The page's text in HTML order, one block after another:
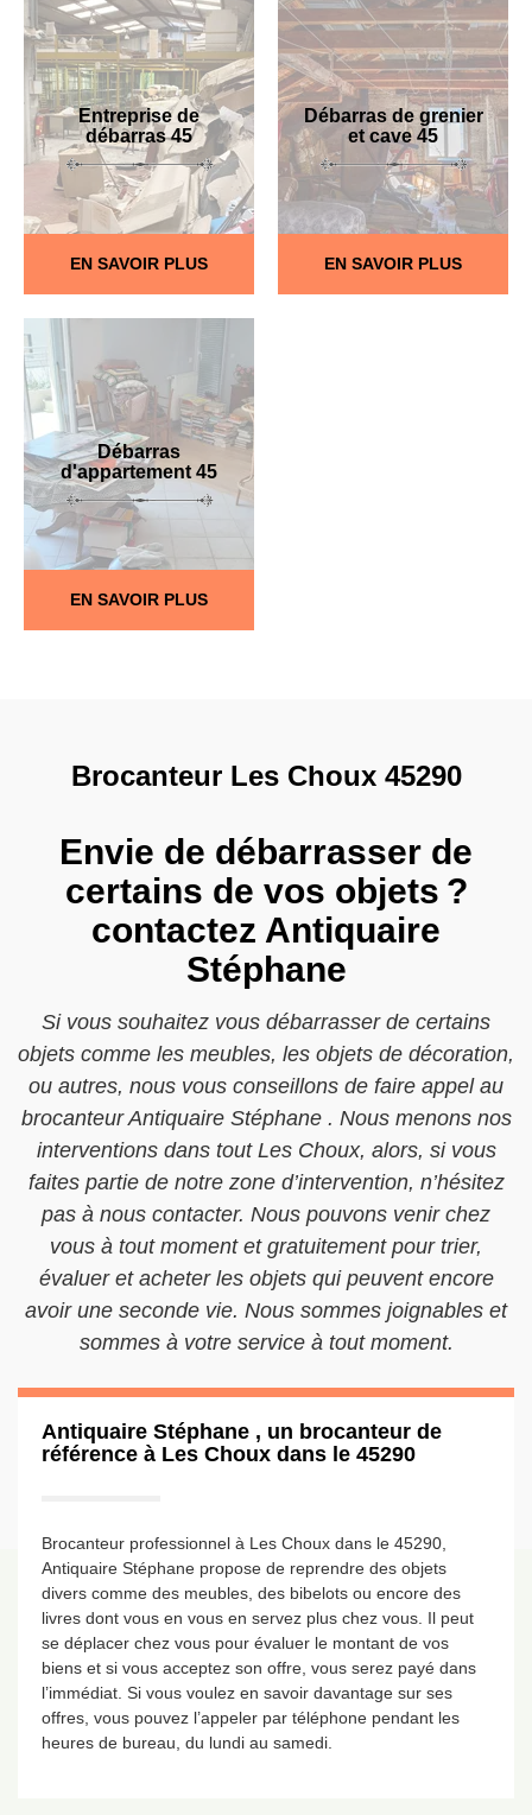
Entreprise de
débarras 45
EN SAVOIR PLUS
Débarras de grenier
et cave 45
EN SAVOIR PLUS
Débarras
d'appartement 45
EN SAVOIR PLUS
Brocanteur Les Choux 45290
Envie de débarrasser de
certains de vos objets ?
contactez Antiquaire
Stéphane
Si vous souhaitez vous débarrasser de certains
objets comme les meubles, les objets de décoration,
ou autres, nous vous conseillons de faire appel au
brocanteur Antiquaire Stéphane . Nous menons nos
interventions dans tout Les Choux, alors, si vous
faites partie de notre zone d’intervention, n’hésitez
pas à nous contacter. Nous pouvons venir chez
vous à tout moment et gratuitement pour trier,
évaluer et acheter les objets qui peuvent encore
avoir une seconde vie. Nous sommes joignables et
sommes à votre service à tout moment.
Antiquaire Stéphane , un brocanteur de
référence à Les Choux dans le 45290
Brocanteur professionnel à Les Choux dans le 45290,
Antiquaire Stéphane propose de reprendre des objets
divers comme des meubles, des bibelots ou encore des
livres dont vous en vous en servez plus chez vous. Il peut
se déplacer chez vous pour évaluer le montant de vos
biens et si vous acceptez son offre, vous serez payé dans
l’immédiat. Si vous voulez en savoir davantage sur ses
offres, vous pouvez l’appeler par téléphone pendant les
heures de bureau, du lundi au samedi.